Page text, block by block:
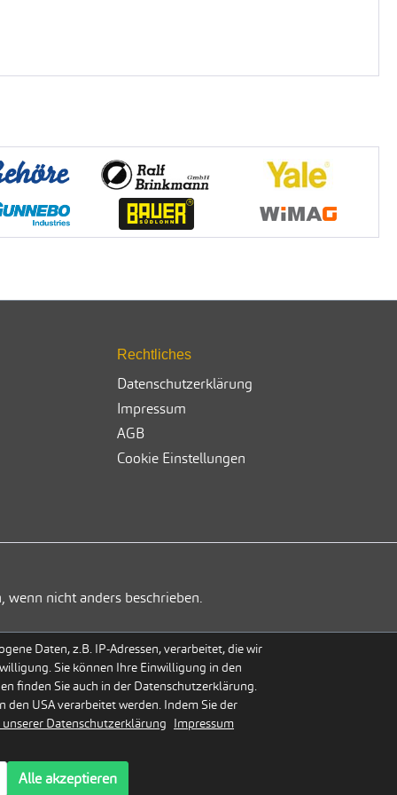
Rechtliches
Datenschutzerklärung
Impressum
AGB
Cookie Einstellungen
wenn nicht anders beschrieben.
Daten, z.B. IP-Adressen, verarbeitet, die wir
Sie können Ihre Einwilligung in den
finden Sie auch in der Datenschutzerklärung.
den USA verarbeitet werden. Indem Sie der
unserer Datenschutzerklärung Impressum
Alle akzeptieren